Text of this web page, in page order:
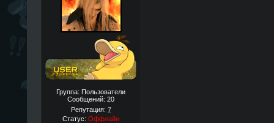
Группа: Пользователи
Сообщений: 20
Репутация: 7
Статус: Оффлайн